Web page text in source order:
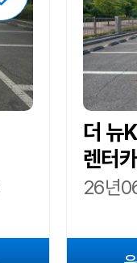
더 뉴
렌터
26년